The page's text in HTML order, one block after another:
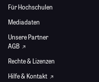
Für Hochschulen
Mediadaten
Unsere Partner
AGB
Rechte & Lizenzen
Hilfe & Kontakt